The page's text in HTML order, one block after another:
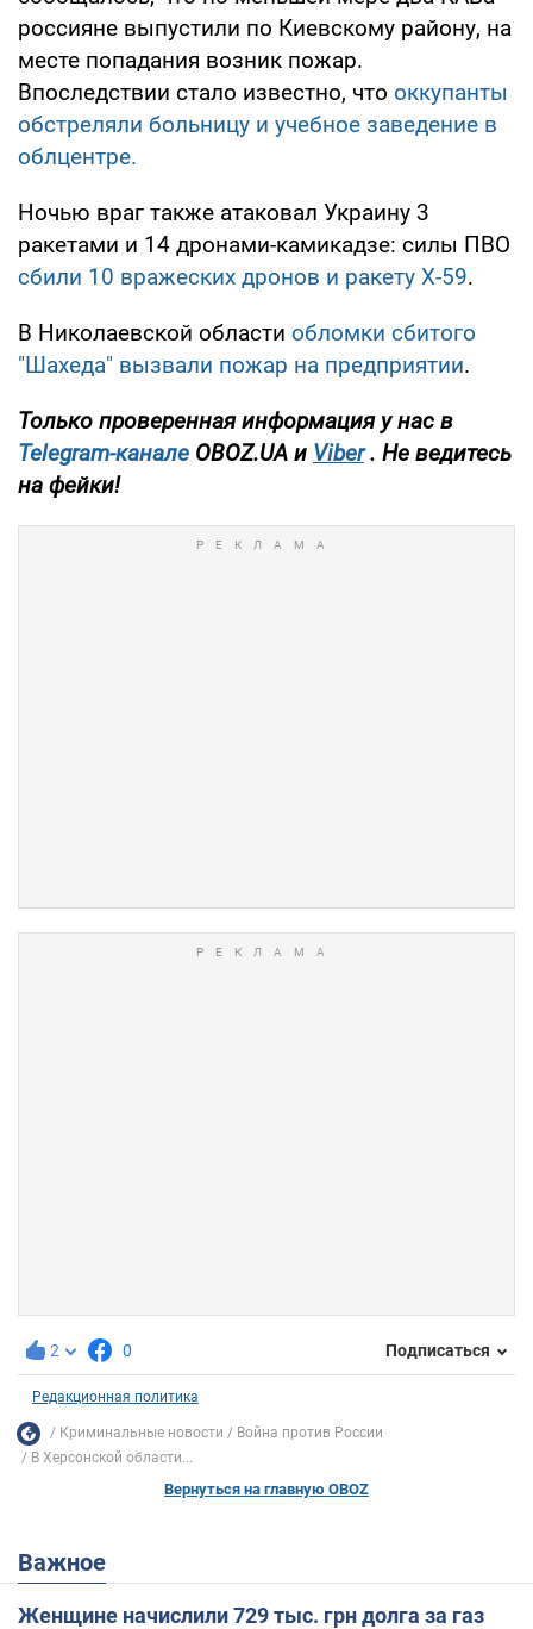
россияне выпустили по Киевскому району, на
месте попадания возник пожар.
Впоследствии стало известно, что оккупанты
обстреляли больницу и учебное заведение в
облцентре.
Ночью враг также атаковал Украину 3
ракетами и 14 дронами-камикадзе: силы ПВО
сбили 10 вражеских дронов и ракету Х-59.
В Николаевской области обломки сбитого
"Шахеда" вызвали пожар на предприятии.
Только проверенная информация у нас в
Telegram-канале OBOZ.UA и Viber . Не ведитесь
на фейки!
2 0 Подписаться
Редакционная политика
Криминальные новости
Война против России
В Херсонской области...
Вернуться на главную OBOZ
Важное
Женщине начислили 729 тыс. грн долга за газ